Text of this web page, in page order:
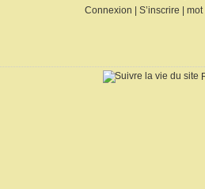
Connexion | S’inscrire | mot